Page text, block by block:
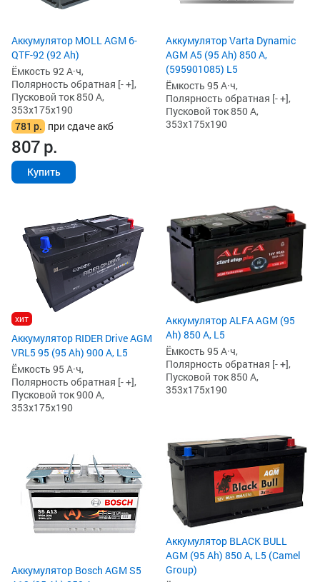
Аккумулятор MOLL AGM 6-
QTF-92 (92 Ah)
Ёмкость 92 А·ч,
Полярность обратная [- +],
Пусковой ток 850 А,
353x175x190
781 р. при сдаче акб
807р.
Купить
Аккумулятор Varta Dynamic
AGM A5 (95 Ah) 850 А,
(595901085) L5
Ёмкость 95 А·ч,
Полярность обратная [- +],
Пусковой ток 850 А,
353x175x190
хит
Аккумулятор RIDER Drive AGM
VRL5 95 (95 Ah) 900 А, L5
Ёмкость 95 А·ч,
Полярность обратная [- +],
Пусковой ток 900 А,
353x175x190
Аккумулятор ALFA AGM (95
Ah) 850 А, L5
Ёмкость 95 А·ч,
Полярность обратная [- +],
Пусковой ток 850 А,
353x175x190
Аккумулятор Bosch AGM S5
Аккумулятор BLACK BULL
AGM (95 Ah) 850 А, L5 (Camel
Group)